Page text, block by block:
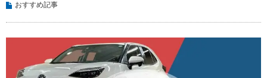
おすすめ記事